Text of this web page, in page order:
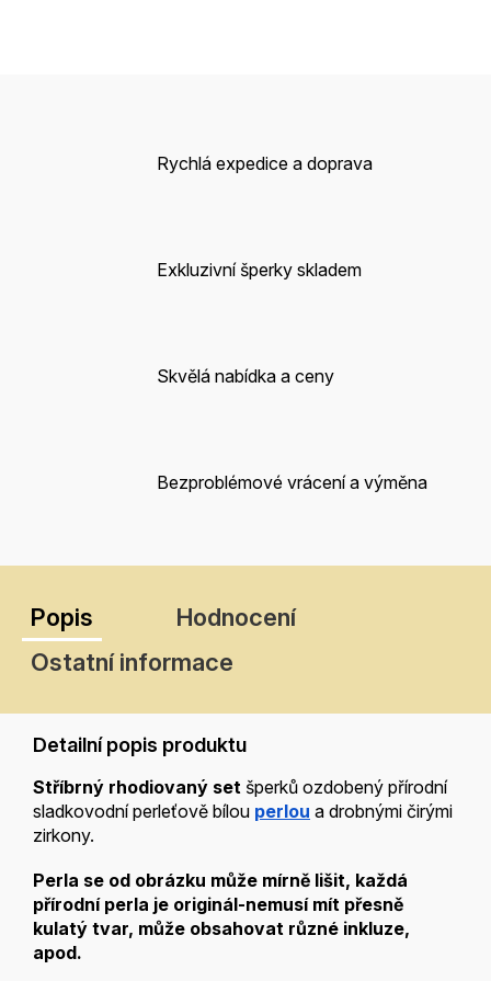
Rychlá expedice a doprava
Exkluzivní šperky skladem
Skvělá nabídka a ceny
Bezproblémové vrácení a výměna
Popis
Hodnocení
Ostatní informace
Detailní popis produktu
Stříbrný rhodiovaný set šperků ozdobený přírodní
sladkovodní perleťově bílou perlou a drobnými čirými
zirkony.
Perla se od obrázku může mírně lišit, každá
přírodní perla je originál-nemusí mít přesně
kulatý tvar, může obsahovat různé inkluze,
apod.